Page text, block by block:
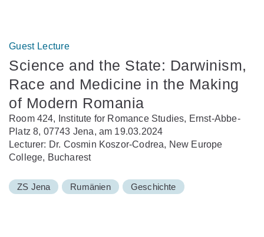
Guest Lecture
Science and the State: Darwinism,
Race and Medicine in the Making
of Modern Romania
Room 424, Institute for Romance Studies, Ernst-Abbe-
Platz 8, 07743 Jena, am 19.03.2024
Lecturer: Dr. Cosmin Koszor-Codrea, New Europe
College, Bucharest
ZS Jena Rumänien Geschichte